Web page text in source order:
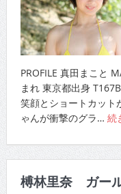
PROFILE 真田まこと
まれ 東京都出身
笑顔とショートカッ
ゃんが衝撃のグラ…
2022/2/16 ガールズ@コ